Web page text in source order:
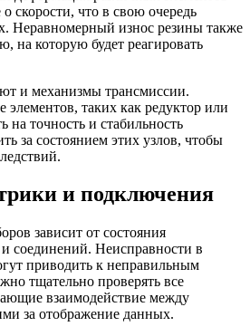
скорости, что в свою очередь
Неравномерный износ резины также
на которую будет реагировать
и механизмы трансмиссии.
элементов, таких как редуктор или
на точность и стабильность
за состоянием этих узлов, чтобы
и подключения
зависит от состояния
соединений. Неисправности в
приводить к неправильным
тщательно проверять все
взаимодействие между
за отображение данных.